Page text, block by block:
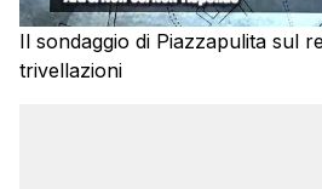
Il sondaggio di Piazzapulita sul
trivellazioni